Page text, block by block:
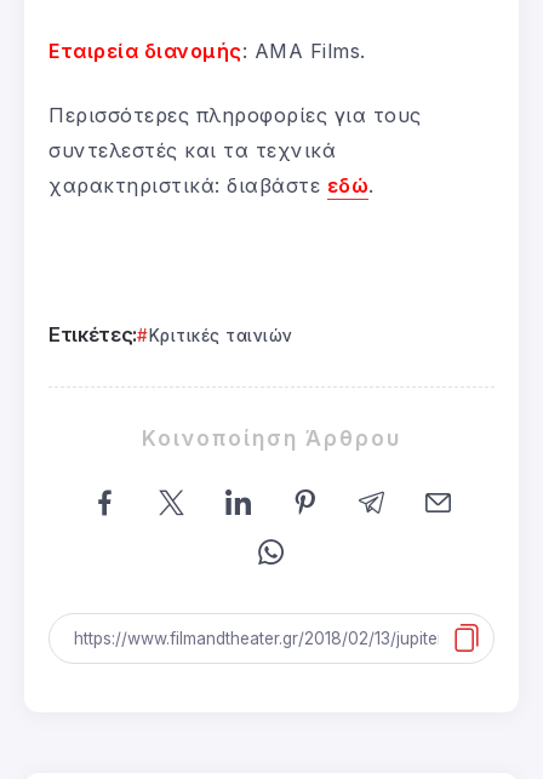
Εταιρεία διανομής: AMA Films.
Περισσότερες πληροφορίες για τους
συντελεστές και τα τεχνικά
χαρακτηριστικά: διαβάστε εδώ.
Ετικέτες: Κριτικές ταινιών
Κοινοποίηση Άρθρου